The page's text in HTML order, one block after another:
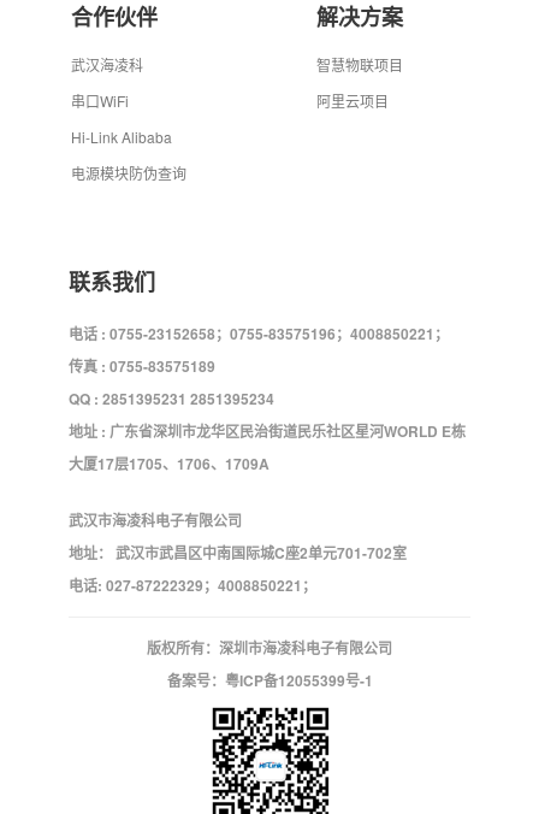
合作伙伴
武汉海凌科
串口WiFi
Hi-Link Alibaba
电源模块防伪查询
解决方案
智慧物联项目
阿里云项目
联系我们
电话 : 0755-23152658；0755-83575196；4008850221；
传真 : 0755-83575189
QQ : 2851395231 2851395234
地址 : 广东省深圳市龙华区民治街道民乐社区星河WORLD E栋
大厦17层1705、1706、1709A
武汉市海凌科电子有限公司
地址： 武汉市武昌区中南国际城C座2单元701-702室
电话: 027-87222329；4008850221；
版权所有：深圳市海凌科电子有限公司
备案号： 粤ICP备12055399号-1